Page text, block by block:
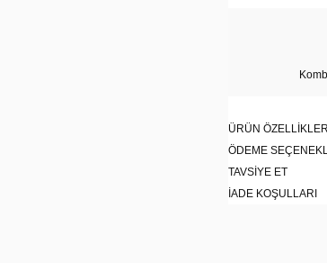
ÜRÜN ÖZELLIKLERI
ÖDEME
TAVSIYE ET
İADE KOŞULLARI